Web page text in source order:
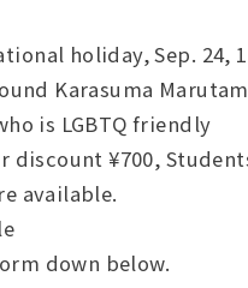
holiday, Sep. 24,
Karasuma
is LGBTQ friendly
discount ¥700,
available.
down below.